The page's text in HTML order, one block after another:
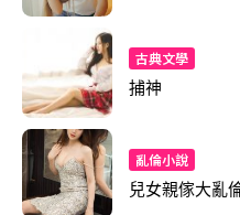
古典文學
捕神
亂倫小說
兒女親傢大亂